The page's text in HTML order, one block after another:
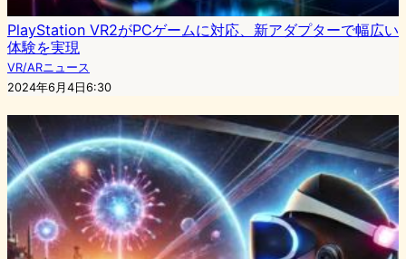
PlayStation VR2がPCゲームに対応、新アダプターで幅広い
体験を実現
VR/ARニュース
2024年6月4日6:30